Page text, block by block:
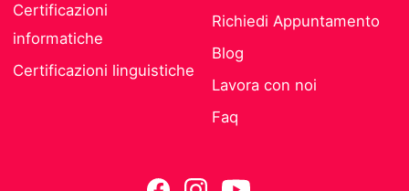
Certificazioni
informatiche
Certificazioni linguistiche
Richiedi Appuntamento
Blog
Lavora con noi
Faq